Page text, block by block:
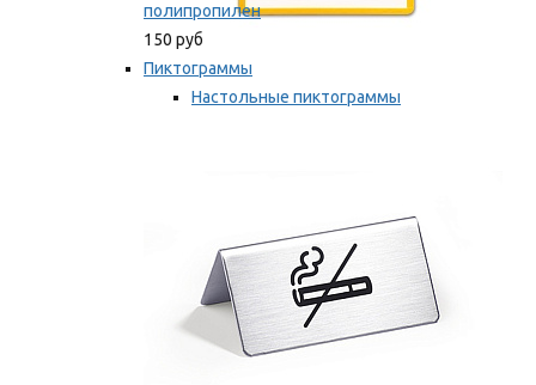
полипропилен
150 руб
Пиктограммы
Настольные пиктограммы